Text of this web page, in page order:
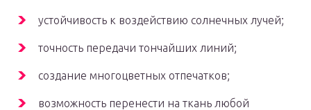
устойчивость к воздействию солнечных лучей;
точность передачи тончайших линий;
создание многоцветных отпечатков;
возможность перенести на ткань любой